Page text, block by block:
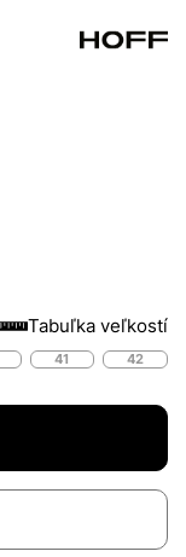
Tabuľka veľkostí
41 42